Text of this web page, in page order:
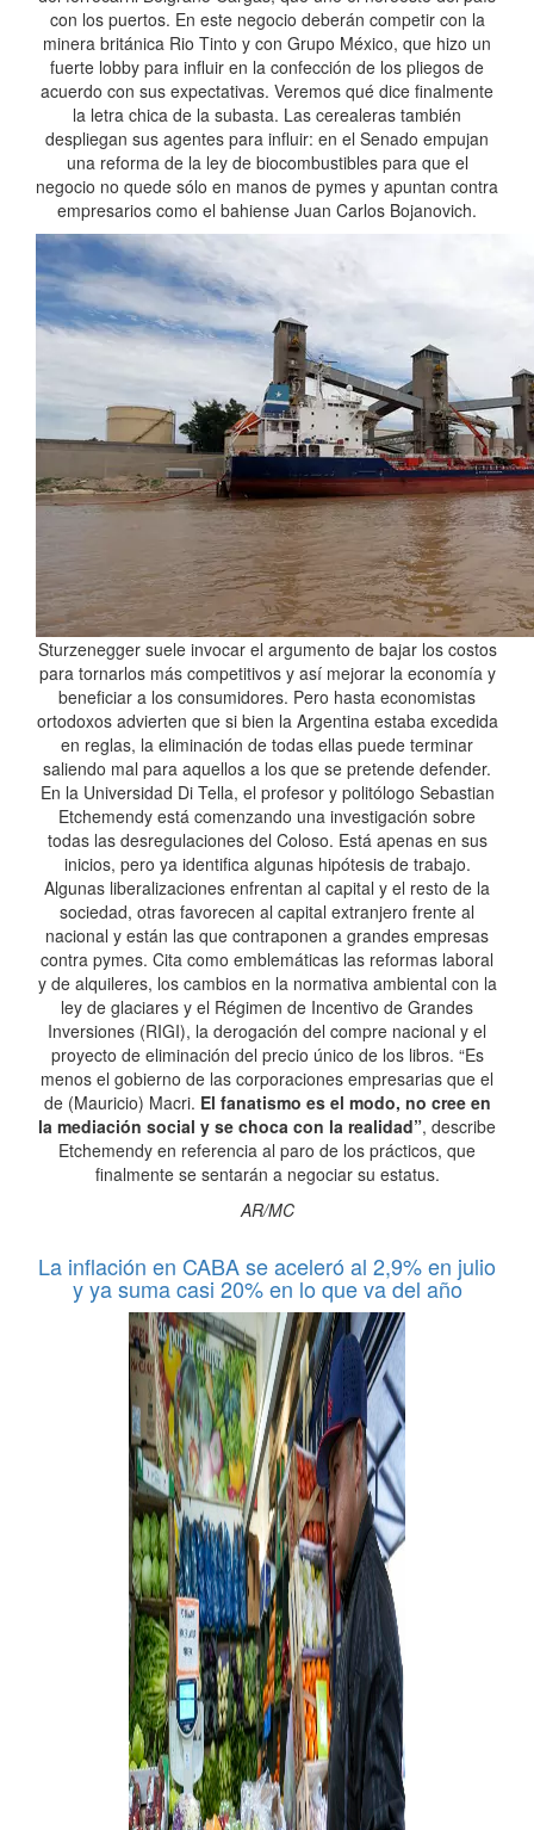
con los puertos. En este negocio deberán competir con la
minera británica Rio Tinto y con Grupo México, que hizo un
fuerte lobby para influir en la confección de los pliegos de
acuerdo con sus expectativas. Veremos qué dice finalmente
la letra chica de la subasta. Las cerealeras también
despliegan sus agentes para influir: en el Senado empujan
una reforma de la ley de biocombustibles para que el
negocio no quede sólo en manos de pymes y apuntan contra
empresarios como el bahiense Juan Carlos Bojanovich.
Sturzenegger suele invocar el argumento de bajar los costos
para tornarlos más competitivos y así mejorar la economía y
beneficiar a los consumidores. Pero hasta economistas
ortodoxos advierten que si bien la Argentina estaba excedida
en reglas, la eliminación de todas ellas puede terminar
saliendo mal para aquellos a los que se pretende defender.
En la Universidad Di Tella, el profesor y politólogo Sebastian
Etchemendy está comenzando una investigación sobre
todas las desregulaciones del Coloso. Está apenas en sus
inicios, pero ya identifica algunas hipótesis de trabajo.
Algunas liberalizaciones enfrentan al capital y el resto de la
sociedad, otras favorecen al capital extranjero frente al
nacional y están las que contraponen a grandes empresas
contra pymes. Cita como emblemáticas las reformas laboral
y de alquileres, los cambios en la normativa ambiental con la
ley de glaciares y el Régimen de Incentivo de Grandes
Inversiones (RIGI), la derogación del compre nacional y el
proyecto de eliminación del precio único de los libros. “Es
menos el gobierno de las corporaciones empresarias que el
de (Mauricio) Macri. El fanatismo es el modo, no cree en
la mediación social y se choca con la realidad”, describe
Etchemendy en referencia al paro de los prácticos, que
finalmente se sentarán a negociar su estatus.
AR/MC
La inflación en CABA se aceleró al 2,9% en julio
y ya suma casi 20% en lo que va del año